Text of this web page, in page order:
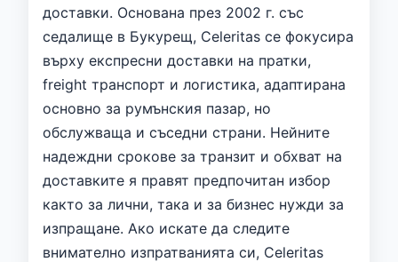
доставки. Основана през 2002 г. със
седалище в Букурещ, Celeritas се фокусира
върху експресни доставки на пратки,
freight транспорт и логистика, адаптирана
основно за румънския пазар, но
обслужваща и съседни страни. Нейните
надеждни срокове за транзит и обхват на
доставките я правят предпочитан избор
както за лични, така и за бизнес нужди за
изпращане. Ако искате да следите
внимателно изпратванията си, Celeritas